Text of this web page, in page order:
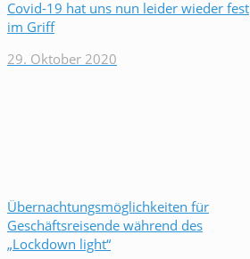
Covid-19 hat uns nun leider wieder fest
im Griff
29. Oktober 2020
Übernachtungsmöglichkeiten für
Geschäftsreisende während des
„Lockdown light“